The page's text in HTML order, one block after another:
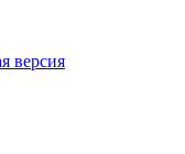
версия